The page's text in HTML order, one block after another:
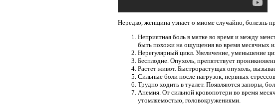
Нередко, женщина узнает о миоме случайно,
Неприятная боль в матке во время и между
быть похожи на ощущения во время месячных
Нерегулярный цикл. Увеличение, уменьшение
Бесплодие. Опухоль, препятствует
Растет живот. Быстрорастущая опухоль,
Сильные боли после нагрузок, нервных
Трудно ходить в туалет. Появляются запоры,
Анемия. От сильной кровопотери во время
утомляемостью, головокружениями.